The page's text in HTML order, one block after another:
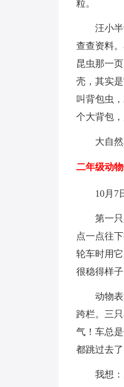
粒。
汪小
查查资料
昆虫那一
壳，其实
叫背包虫
个大背包，
大自
二年级动
10月7
第一
点一点往
轮车时用
很稳得样
动物
跨栏。三
气！车总
都跳过去了
我想